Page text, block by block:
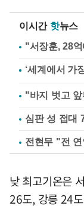
이시간 핫뉴스
"서장훈, 28
"바지 벗고
심판 성 접대
전현무 "전 연
낮 최고기온은
26도, 강릉 24